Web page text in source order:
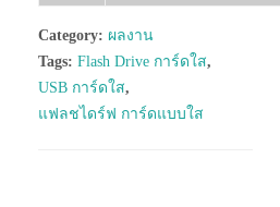
Category: ผลงาน
Tags: Flash Drive การ์ดใส,
USB การ์ดใส,
แฟลชไดร์ฟ การ์ดแบบใส